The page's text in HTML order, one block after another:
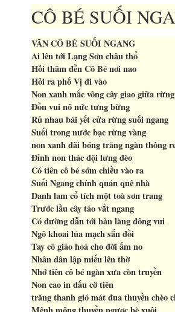
CÔ BÉ SUỐI
VĂN CÔ BÉ SUỐI NGANG
Ai lên tới Lạng Sơn châu thổ
Hỏi thăm đền Cô Bé nơi nao
Hỏi ra phố Vị đi vào
Non xanh mắc võng cây giao giữa rừng
Đồn vui nô nức tưng bừng
Rủ nhau bái yết cửa rừng suối ngang
Suối trong nước bạc rừng vàng
non xanh dãi bóng trăng ngàn thông
Đỉnh non thác dội lưng đèo
Có tiên cô bé sớm chiều vào ra
Suối Ngang chính quán quê nhà
Danh lam cổ tích một toà sơn trang
Trước lầu cây táo vắt ngang
Có đường dẫn tới bản làng đông vui
Ngô khoai lúa mạch sắn đồi
Tay cô giáo hoá cho đời ấm no
Nhân dân lập miếu lên thờ
Nhớ tiên cô bé ngàn xưa còn truyền
Non cao in dấu cờ tiên
trăng thanh gió mát đua thuyền chèo